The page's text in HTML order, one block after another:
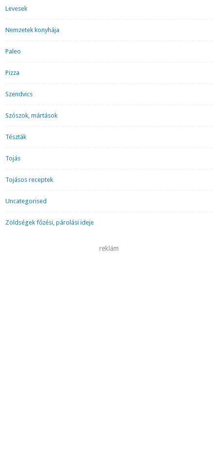
Levesek
Nemzetek konyhája
Paleo
Pizza
Szendvics
Szószok, mártások
Tészták
Tojás
Tojásos receptek
Uncategorised
Zöldségek főzési, párolási ideje
reklám